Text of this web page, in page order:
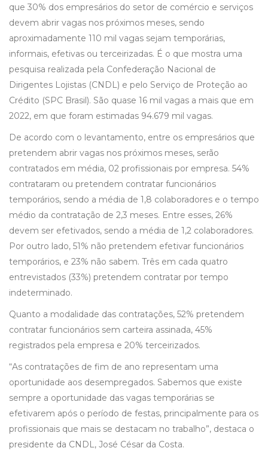
que 30% dos empresários do setor de comércio e serviços
devem abrir vagas nos próximos meses, sendo
aproximadamente 110 mil vagas sejam temporárias,
informais, efetivas ou terceirizadas. É o que mostra uma
pesquisa realizada pela Confederação Nacional de
Dirigentes Lojistas (CNDL) e pelo Serviço de Proteção ao
Crédito (SPC Brasil). São quase 16 mil vagas a mais que em
2022, em que foram estimadas 94.679 mil vagas.
De acordo com o levantamento, entre os empresários que
pretendem abrir vagas nos próximos meses, serão
contratados em média, 02 profissionais por empresa. 54%
contrataram ou pretendem contratar funcionários
temporários, sendo a média de 1,8 colaboradores e o tempo
médio da contratação de 2,3 meses. Entre esses, 26%
devem ser efetivados, sendo a média de 1,2 colaboradores.
Por outro lado, 51% não pretendem efetivar funcionários
temporários, e 23% não sabem. Três em cada quatro
entrevistados (33%) pretendem contratar por tempo
indeterminado.
Quanto a modalidade das contratações, 52% pretendem
contratar funcionários sem carteira assinada, 45%
registrados pela empresa e 20% terceirizados.
“As contratações de fim de ano representam uma
oportunidade aos desempregados. Sabemos que existe
sempre a oportunidade das vagas temporárias se
efetivarem após o período de festas, principalmente para os
profissionais que mais se destacam no trabalho”, destaca o
presidente da CNDL, José César da Costa.